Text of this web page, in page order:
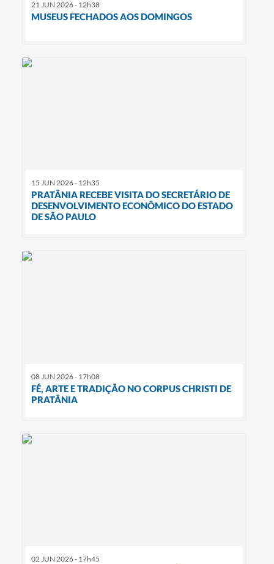
21 JUN 2026 - 12h38
MUSEUS FECHADOS AOS DOMINGOS
15 JUN 2026 - 12h35
PRATÂNIA RECEBE VISITA DO SECRETÁRIO DE
DESENVOLVIMENTO ECONÔMICO DO ESTADO
DE SÃO PAULO
08 JUN 2026 - 17h08
FÉ, ARTE E TRADIÇÃO NO CORPUS CHRISTI DE
PRATÂNIA
02 JUN 2026 - 17h45